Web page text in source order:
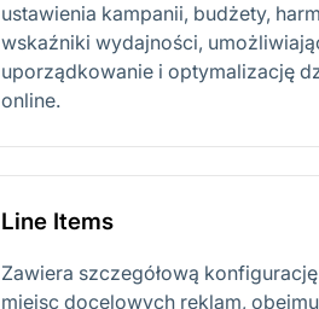
ustawienia kampanii, budżety,
wskaźniki wydajności,
uporządkowanie i optymalizację
online.
Line Items
Zawiera szczegółową
miejsc docelowych reklam,